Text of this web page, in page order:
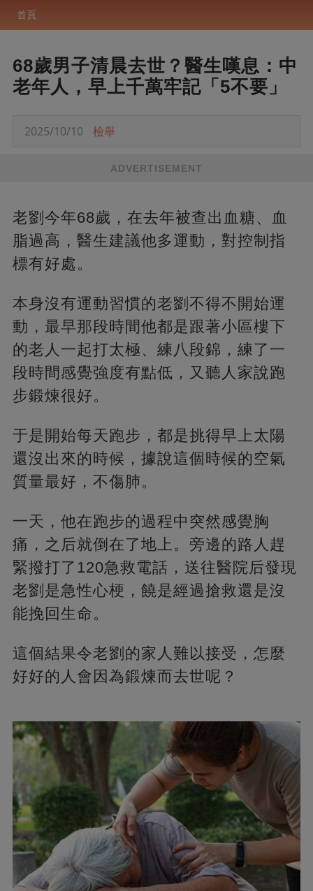
首頁
68歲男子清晨去世？醫生嘆息：中
老年人，早上千萬牢記「5不要」
2025/10/10 檢舉
ADVERTISEMENT
老劉今年68歲，在去年被查出血糖、血
脂過高，醫生建議他多運動，對控制指
標有好處。
本身沒有運動習慣的老劉不得不開始運
動，最早那段時間他都是跟著小區樓下
的老人一起打太極、練八段錦，練了一
段時間感覺強度有點低，又聽人家說跑
步鍛煉很好。
于是開始每天跑步，都是挑得早上太陽
還沒出來的時候，據說這個時候的空氣
質量最好，不傷肺。
一天，他在跑步的過程中突然感覺胸
痛，之后就倒在了地上。旁邊的路人趕
緊撥打了120急救電話，送往醫院后發現
老劉是急性心梗，饒是經過搶救還是沒
能挽回生命。
這個結果令老劉的家人難以接受，怎麼
好好的人會因為鍛煉而去世呢？